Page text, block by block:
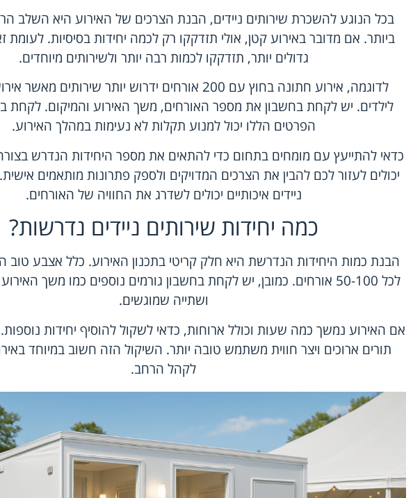
בכל הנוגע להשכרת שירותים ניידים, הבנת הצרכים של האירוע היא השלב
ביותר. אם מדובר באירוע קטן, אולי תזדקקו רק לכמה יחידות בסיסיות. לעומת
גדולים יותר, תזדקקו לכמות רבה יותר ולשירותים מיוחדים.
לדוגמה, אירוע חתונה בחוץ עם 200 אורחים ידרוש יותר שירותים
לילדים. יש לקחת בחשבון את מספר האורחים, משך האירוע והמיקום. לקחת
הפרטים הללו יכול למנוע תקלות לא נעימות במהלך האירוע.
כדאי להתייעץ עם מומחים בתחום כדי להתאים את מספר היחידות הנדרש
יכולים לעזור לכם להבין את הצרכים המדויקים ולספק פתרונות מותאמים
ניידים איכותיים יכולים לשדרג את החוויה של האורחים.
כמה יחידות שירותים ניידים נדרשות?
הבנת כמות היחידות הנדרשת היא חלק קריטי בתכנון האירוע. כלל אצבע טוב
לכל 50-100 אורחים. כמובן, יש לקחת בחשבון גורמים נוספים כמו משך
ושתייה שמוגשים.
אם האירוע נמשך כמה שעות וכולל ארוחות, כדאי לשקול להוסיף יחידות נוספות.
תורים ארוכים ויצר חווית משתמש טובה יותר. השיקול הזה חשוב במיוחד
לקהל הרחב.